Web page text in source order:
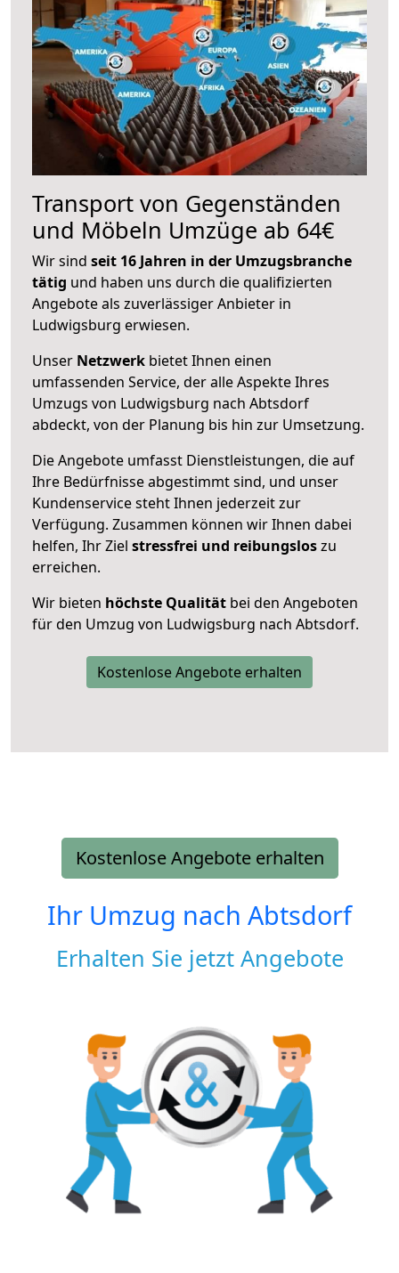
Transport von Gegenständen
und Möbeln Umzüge ab 64€
Wir sind seit 16 Jahren in der Umzugsbranche
tätig und haben uns durch die qualifizierten
Angebote als zuverlässiger Anbieter in
Ludwigsburg erwiesen.
Unser Netzwerk bietet Ihnen einen
umfassenden Service, der alle Aspekte Ihres
Umzugs von Ludwigsburg nach Abtsdorf
abdeckt, von der Planung bis hin zur Umsetzung.
Die Angebote umfasst Dienstleistungen, die auf
Ihre Bedürfnisse abgestimmt sind, und unser
Kundenservice steht Ihnen jederzeit zur
Verfügung. Zusammen können wir Ihnen dabei
helfen, Ihr Ziel stressfrei und reibungsloszu
erreichen.
Wir bieten höchste Qualität bei den Angeboten
für den Umzug von Ludwigsburg nach Abtsdorf.
Kostenlose Angebote erhalten
Kostenlose Angebote erhalten
Ihr Umzug nach Abtsdorf
Erhalten Sie jetzt Angebote